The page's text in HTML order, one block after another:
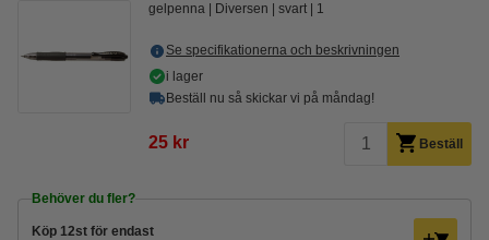
gelpenna Diversen svart 1
Se specifikationerna och beskrivningen
i lager
Beställ nu så skickar vi på måndag!
25 kr Beställ
Behöver du fler?
Köp 12st för endast